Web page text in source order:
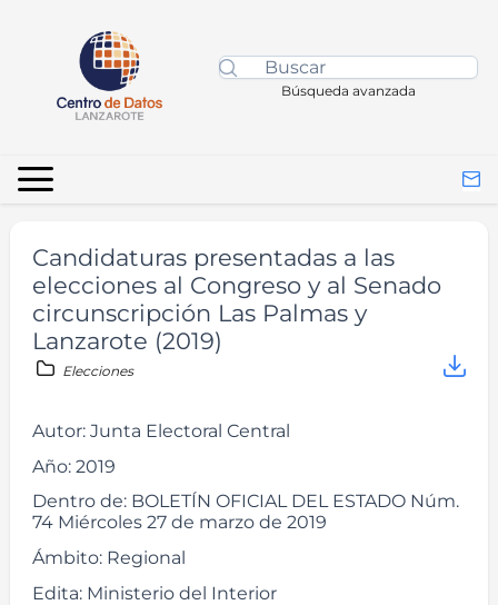
Búsqueda avanzada
Candidaturas presentadas a las
elecciones al Congreso y al Senado
circunscripción Las Palmas y
Lanzarote (2019)
Elecciones
Autor: Junta Electoral Central
Año: 2019
Dentro de: BOLETÍN OFICIAL DEL ESTADO Núm.
74 Miércoles 27 de marzo de 2019
Ámbito: Regional
Edita: Ministerio del Interior